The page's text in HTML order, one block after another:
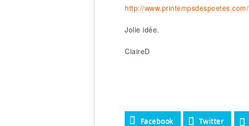
http://www.printempsdespoetes.com/
Jolie idée.
ClaireD
Facebook Twitter